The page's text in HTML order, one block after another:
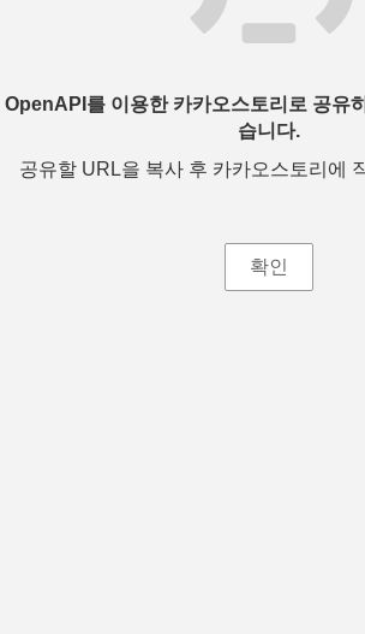
OpenAPI를 이용한 카카오스토리로 공유
습니다.
공유할 URL을 복사 후 카카오스토리에
확인